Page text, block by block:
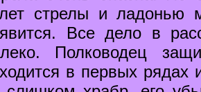
стрелы и ладонью
Все дело в
Полководец
в первых рядах